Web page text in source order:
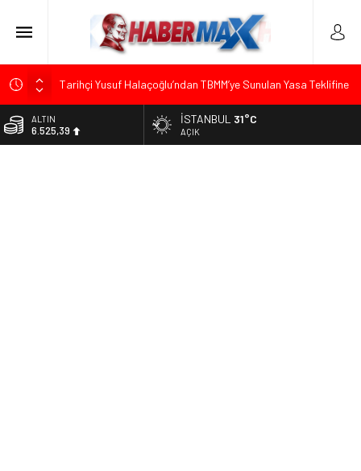
Tarihçi Yusuf Halaçoğlu’ndan TBMM’ye Sunulan Yasa Teklifine
CHP’nin Eski Tuzla İlçe Başkanı Hasan Uzunyayla’dan Atama
ALTIN
6.525,39
İSTANBUL 31°C
AÇIK